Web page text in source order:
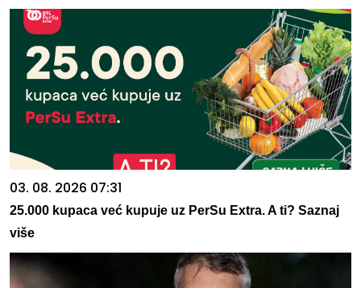
03. 08. 2026 07:31
25.000 kupaca već kupuje uz PerSu Extra. A ti? Saznaj
više